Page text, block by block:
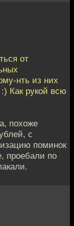
от
нть из них
Как рукой всю
похоже
с
поминок
проебали по